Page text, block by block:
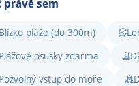
právě sem
pláže (do 300m)
osušky zdarma
vstup do moře